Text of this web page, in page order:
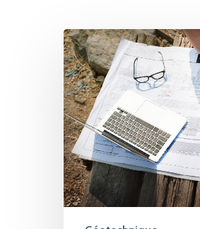
Étude
géotechnique:
fondations
solides
pour
des
constructions
durables